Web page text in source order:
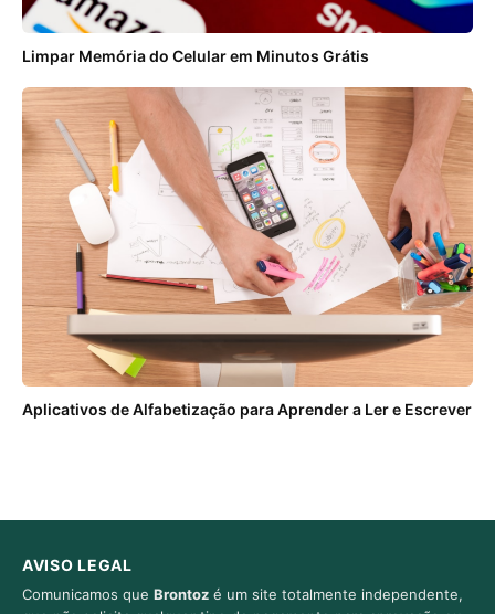
Limpar Memória do Celular em Minutos Grátis
Aplicativos de Alfabetização para Aprender a Ler e Escrever
AVISO LEGAL
Comunicamos que Brontoz é um site totalmente independente,